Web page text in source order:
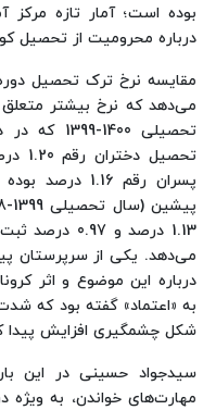
بوده است؛ آمار تازه مرکز
درباره محرومیت از تحصیل
مقایسه نرخ ترک تحصیل
می‌دهد که نرخ بیشتر
تحصیلی
پسران رقم
1.13 درصد و
می‌دهد. یکی از سرپرستان
درباره این موضوع و اثر
به «اعتماد» گفته بود که
شکل چشمگیری افزایش پیدا
سیدجواد حسینی در این
مهارت‌های خواندن، به ویژه